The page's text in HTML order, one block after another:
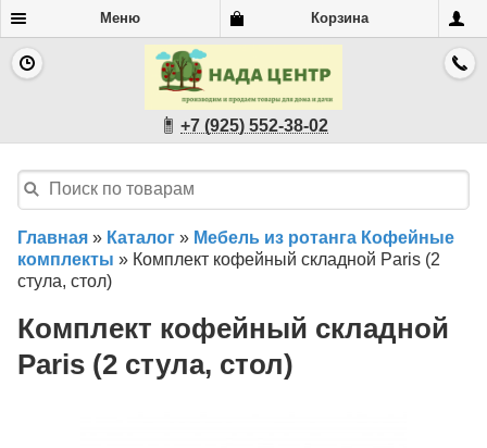
Меню Корзина
+7 (925) 552-38-02
Главная » Каталог » Мебель из ротанга Кофейные
комплекты » Комплект кофейный складной Paris (2
стула, стол)
Комплект кофейный складной
Paris (2 стула, стол)